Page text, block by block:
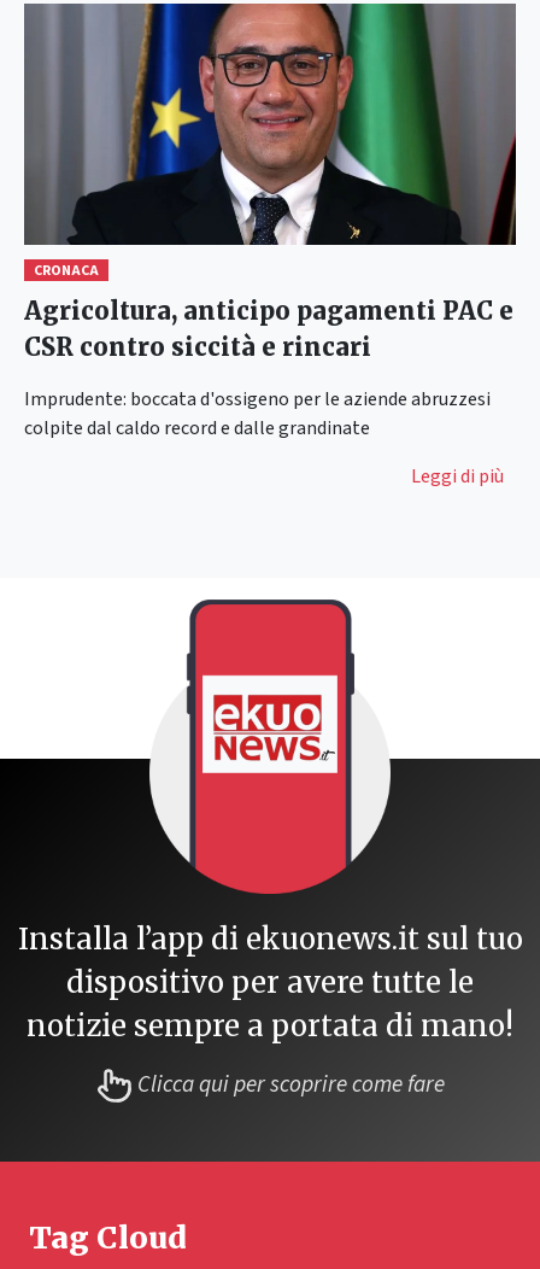
CRONACA
Agricoltura, anticipo pagamenti PAC e
CSR contro siccità e rincari
Imprudente: boccata d'ossigeno per le aziende abruzzesi
colpite dal caldo record e dalle grandinate
Leggi di più
Installa l’app di ekuonews.it sul tuo
dispositivo per avere tutte le
notizie sempre a portata di mano!
Clicca qui per scoprire come fare
Tag Cloud